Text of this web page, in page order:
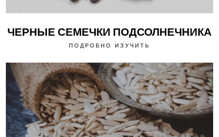
ЧЕРНЫЕ СЕМЕЧКИ ПОДСОЛНЕЧНИКА
ПОДРОБНО ИЗУЧИТЬ